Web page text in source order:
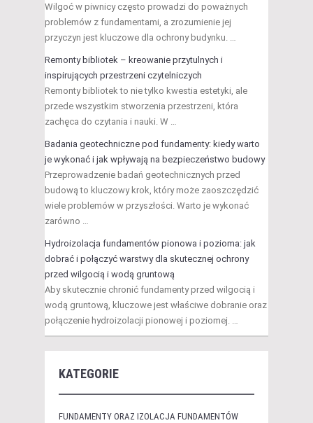
Wilgoć w piwnicy często prowadzi do poważnych
problemów z fundamentami, a zrozumienie jej
przyczyn jest kluczowe dla ochrony budynku. …
Remonty bibliotek – kreowanie przytulnych i
inspirujących przestrzeni czytelniczych
Remonty bibliotek to nie tylko kwestia estetyki, ale
przede wszystkim stworzenia przestrzeni, która
zachęca do czytania i nauki. W …
Badania geotechniczne pod fundamenty: kiedy warto
je wykonać i jak wpływają na bezpieczeństwo budowy
Przeprowadzenie badań geotechnicznych przed
budową to kluczowy krok, który może zaoszczędzić
wiele problemów w przyszłości. Warto je wykonać
zarówno …
Hydroizolacja fundamentów pionowa i pozioma: jak
dobrać i połączyć warstwy dla skutecznej ochrony
przed wilgocią i wodą gruntową
Aby skutecznie chronić fundamenty przed wilgocią i
wodą gruntową, kluczowe jest właściwe dobranie oraz
połączenie hydroizolacji pionowej i poziomej. …
KATEGORIE
FUNDAMENTY ORAZ IZOLACJA FUNDAMENTÓW